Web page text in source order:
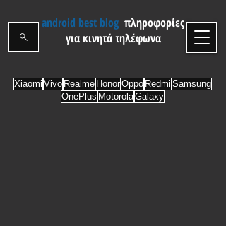
android best blog πληροφορίες
για κινητά τηλέφωνα
Xiaomi Vivo Realme HonorOppo Redmi Samsung
OnePlus MotorolaGalaxy